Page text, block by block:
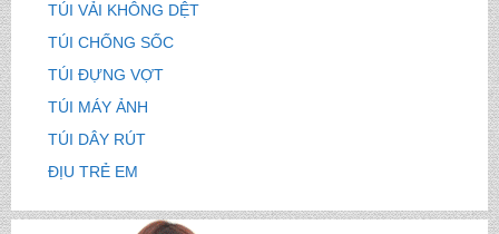
TÚI VẢI KHÔNG DỆT
TÚI CHỐNG SỐC
TÚI ĐỰNG VỢT
TÚI MÁY ẢNH
TÚI DÂY RÚT
ĐỊU TRẺ EM